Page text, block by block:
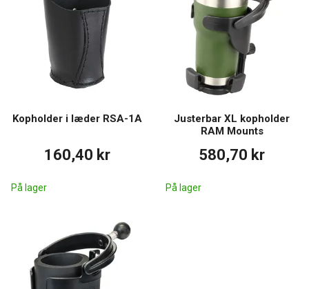
Kopholder i læder RSA-1A
160,40 kr
På lager
Justerbar XL kopholder
RAM Mounts
580,70 kr
På lager